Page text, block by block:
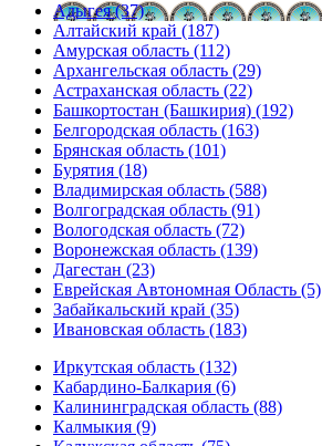
Адыгея (37)
Алтайский край (187)
Амурская область (112)
Архангельская область (29)
Астраханская область (22)
Башкортостан (Башкирия) (192)
Белгородская область (163)
Брянская область (101)
Бурятия (18)
Владимирская область (588)
Волгоградская область (91)
Вологодская область (72)
Воронежская область (139)
Дагестан (23)
Еврейская Автономная Область (5)
Забайкальский край (35)
Ивановская область (183)
Иркутская область (132)
Кабардино-Балкария (6)
Калининградская область (88)
Калмыкия (9)